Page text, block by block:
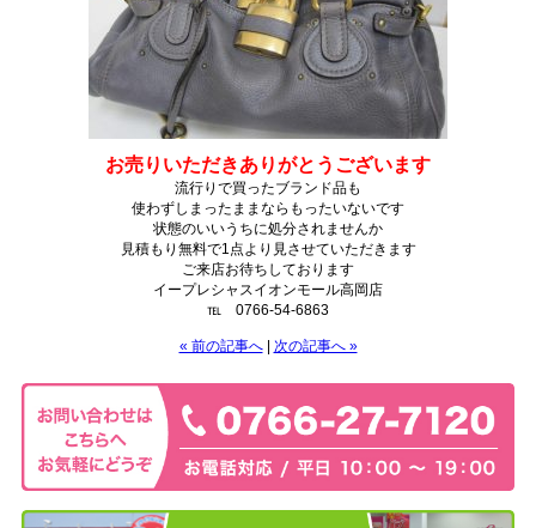
お売りいただきありがとうございます
流行りで買ったブランド品も
使わずしまったままならもったいないです
状態のいいうちに処分されませんか
見積もり無料で1点より見させていただきます
ご来店お待ちしております
イープレシャスイオンモール高岡店
℡ 0766-54-6863
« 前の記事へ| 次の記事へ »